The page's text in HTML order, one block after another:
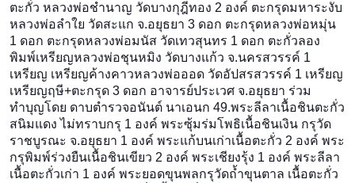
ตะกั่ว หลวงพ่อชำนาญ วัดบางกุฎีทอง 2 องค์ ตะกรุดมหาระงับ
หลวงพ่อลำใย วัดสะแก จ.อยุธยา 3 ดอก ตะกรุดหลวงพ่อหมุ่น
1 ดอก ตะกรุดหลวงพ่อมนัส วัดเทวสุนทร 1 ดอก ตะกั่วลอง
พิมพ์เหรียญหลวงพ่อชุนหมิง วัดบางแก้ว จ.นครสวรรค์ 1
เหรียญ เหรียญค้างคาวหลวงพ่อออด วัดอัปสรสวรรค์ 1 เหรียญ
เหรียญฤษี+ตะกรุด 3 ดอก อาจารย์ประเวศ จ.อยุธยา ร่วม
ทำบุญโดย ดาบตำรวจอนันต์ นาเอนก 49.พระลีลาเนื้อชินตะกั่ว
สนิมแดง ไม่ทราบกรุ 1 องค์ พระซุ้มร่มโพธิเนื้อชินเงิน กรุวัด
ราชบูรณะ จ.อยุธยา 1 องค์ พระแก้บนเก่าเนื้อตะกั่ว 2 องค์ พระ
กรุพิมพ์ร่วงยืนเนื้อชินเขียว 2 องค์ พระเชียงรุ้ง 1 องค์ พระลีลา
เนื้อตะกั่วเก่า 1 องค์ พระยอดขุนพลกรุวัดถ้ำขุนตาล เนื้อตะกั่ว